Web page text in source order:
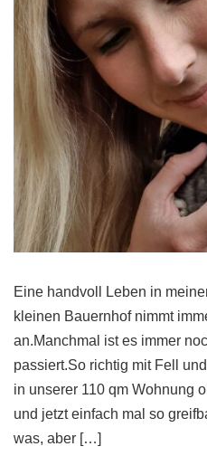
Eine handvoll Leben in
kleinen Bauernhof nimmt
an.Manchmal ist es immer
passiert.So richtig mit Fell
in unserer 110 qm Wohnung
und jetzt einfach mal so
was, aber […]